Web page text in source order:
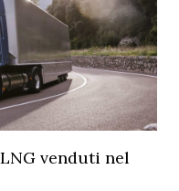
venduti nel